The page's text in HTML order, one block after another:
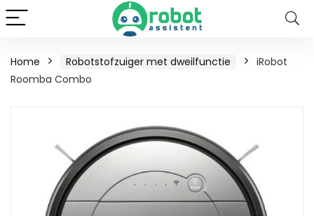
Home Robotstofzuiger met dweilfunctie
iRobot
Roomba Combo